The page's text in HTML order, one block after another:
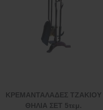
ΚΡΕΜΑΝΤΑΛΑΔΕΣ ΤΖΑΚΙΟΥ
ΘΗΛΙΑ ΣΕΤ 5τεμ.